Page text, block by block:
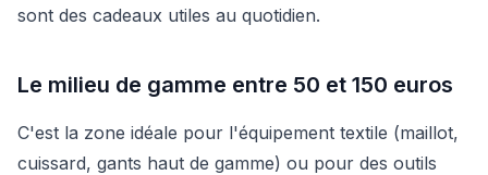
sont des cadeaux utiles au quotidien.
Le milieu de gamme entre 50 et 150 euros
C'est la zone idéale pour l'équipement textile (maillot,
cuissard, gants haut de gamme) ou pour des outils